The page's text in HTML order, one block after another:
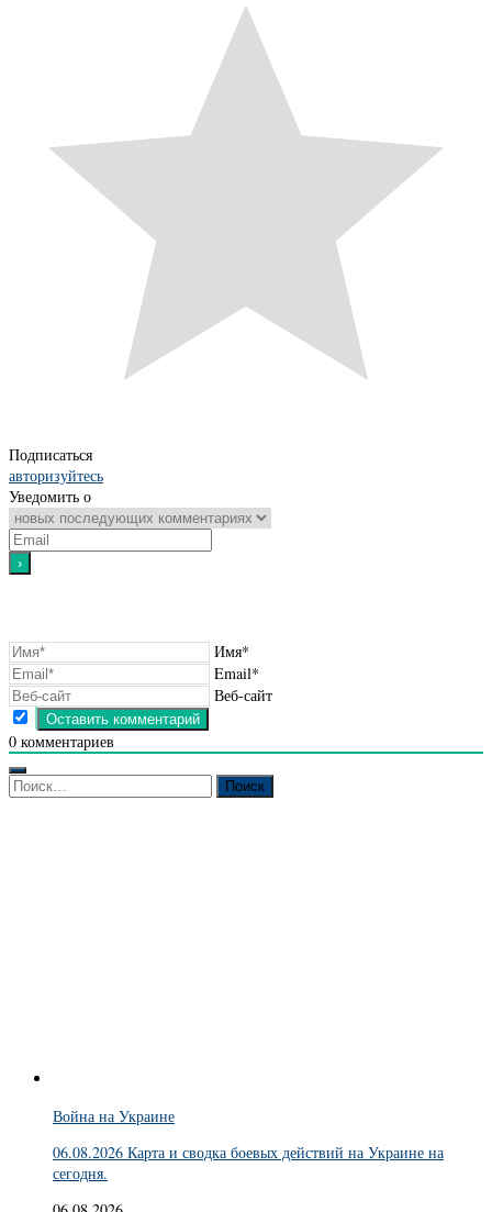
Подписаться
авторизуйтесь
Уведомить о
Имя*
Email*
Веб-сайт
0 комментариев
Найти:
Война на Украине
06.08.2026 Карта и сводка боевых действий на Украине на
сегодня.